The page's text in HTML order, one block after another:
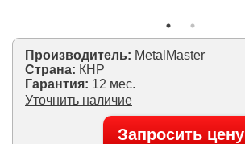
Производитель: MetalMaster
Страна: КНР
Гарантия: 12 мес.
Уточнить наличие
Запросить цену